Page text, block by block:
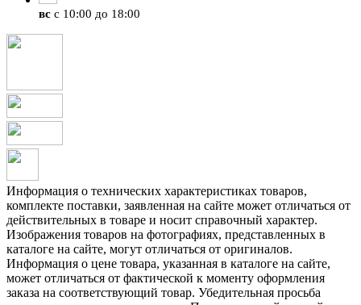
вс с 10:00 до 18:00
Информация о технических характеристиках товаров,
комплекте поставки, заявленная на сайте может отличаться от
действительных в товаре и носит справочный характер.
Изображения товаров на фотографиях, представленных в
каталоге на сайте, могут отличаться от оригиналов.
Информация о цене товара, указанная в каталоге на сайте,
может отличаться от фактической к моменту оформления
заказа на соответствующий товар. Убедительная просьба